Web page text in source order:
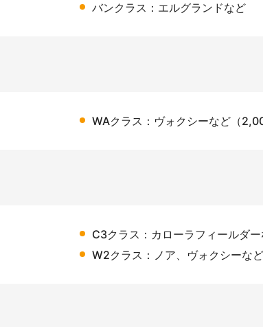
バンクラス：エルグランドなど
WAクラス：ヴォクシーなど（
C3クラス：カローラフィールダー
W2クラス：ノア、ヴォクシーなど